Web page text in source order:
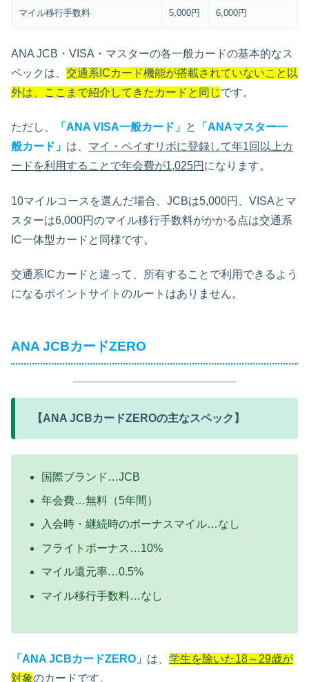
マイル移行手数料 5,000円 6,000円
ANA JCB・VISA・マスターの各一般カードの基本的なス
ペックは、 交通系ICカード機能が搭載されていないこと以
外は、ここまで紹介してきたカードと同じです。
ただし、 「 ANA VISA一般カード 」 と 「 ANAマスター一
般カード 」 は、 マイ・ペイすリボに登録して年1回以上カ
ードを利用することで年会費が1,025円 になります。
10マイルコースを選んだ場合、JCBは5,000円、VISAとマ
スターは6,000円のマイル移行手数料がかかる点は交通系
IC一体型カードと同様です。
交通系ICカードと違って、所有することで利用できるよう
になるポイントサイトのルートはありません。
ANA JCBカードZERO
【ANA JCBカードZEROの主なスペック】
国際ブランド…JCB
年会費…無料（5年間）
入会時・継続時のボーナスマイル…なし
フライトボーナス…10%
マイル還元率…0.5%
マイル移行手数料…なし
「 ANA JCBカードZERO 」 は、 学生を除いた18～29歳が
対象のカードです。